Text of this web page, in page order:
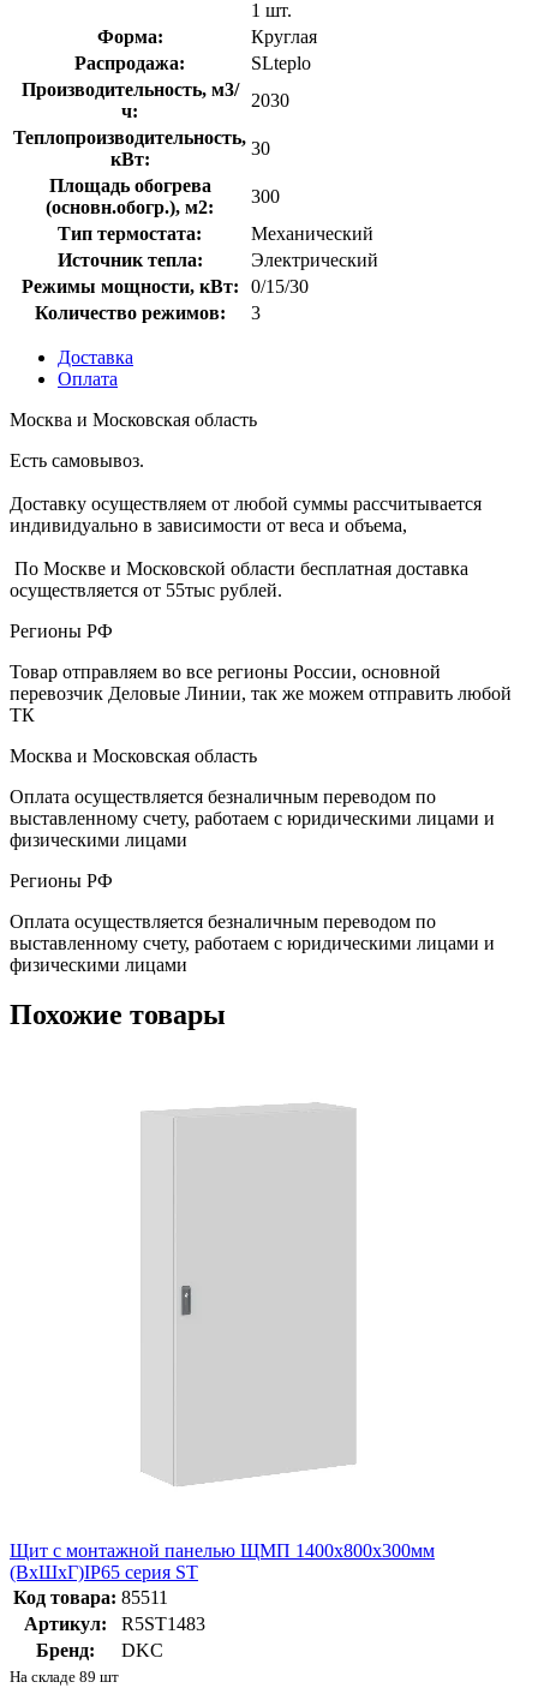
1 шт.
Форма:
Круглая
Распродажа:
SLteplo
Производительность, м3/
ч:
2030
Теплопроизводительность,
кВт:
30
Площадь обогрева
(основн.обогр.), м2:
300
Тип термостата:
Механический
Источник тепла:
Электрический
Режимы мощности, кВт:
0/15/30
Количество режимов:
3
Доставка
Оплата
Москва и Московская область
Есть самовывоз.
Доставку осуществляем от любой суммы рассчитывается
индивидуально в зависимости от веса и объема,
По Москве и Московской области бесплатная доставка
осуществляется от 55тыс рублей.
Регионы РФ
Товар отправляем во все регионы России, основной
перевозчик Деловые Линии, так же можем отправить любой
ТК
Москва и Московская область
Оплата осуществляется безналичным переводом по
выставленному счету, работаем с юридическими лицами и
физическими лицами
Регионы РФ
Оплата осуществляется безналичным переводом по
выставленному счету, работаем с юридическими лицами и
физическими лицами
Похожие товары
Щит с монтажной панелью ЩМП 1400x800x300мм
(ВхШхГ)IP65 серия ST
Код товара: 85511
Артикул:
R5ST1483
Бренд:
DKC
На складе 89 шт